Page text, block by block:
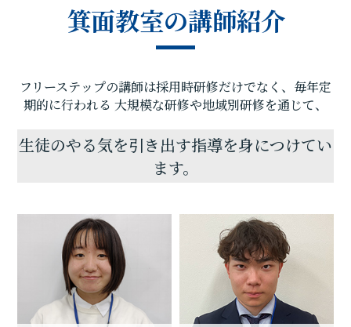
あなたが今、「勉強はしているけど成績が伸びな
い」「勉強方法がわからない」、あるいは「なかな
かモチベーションが上がらない」などなど、何か悩
ださい。無料体験授業も随時行っております。
私たちは目標のために、精いっぱい頑張る生徒を全
さい。
箕面教室の講師紹介
フリーステップの講師は採用時研修だけでなく、毎年定
期的に行われる 大規模な研修や地域別研修を通じて、
生徒のやる気を引き出す指導を身につけてい
ます。